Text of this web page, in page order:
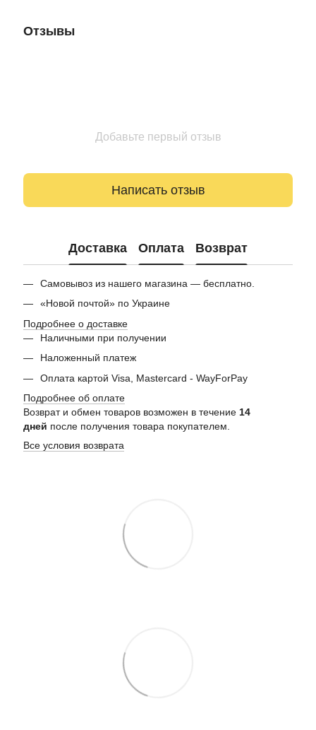
Отзывы
Добавьте первый отзыв
Написать отзыв
Доставка Оплата Возврат
Самовывоз из нашего магазина — бесплатно.
«Новой почтой» по Украине
Подробнее о доставке
Наличными при получении
Наложенный платеж
Оплата картой Visa, Mastercard - WayForPay
Подробнее об оплате
Возврат и обмен товаров возможен в течение 14
дней после получения товара покупателем.
Все условия возврата